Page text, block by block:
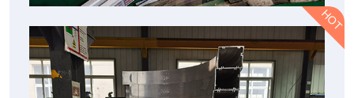
HOT